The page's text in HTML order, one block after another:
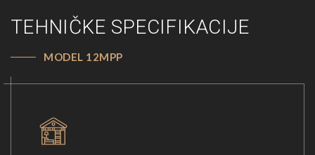
TEHNIČKE SPECIFIKACIJE
MODEL 12MPP